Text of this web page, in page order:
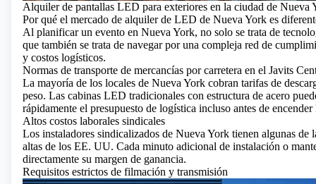
Alquiler de pantallas LED para exteriores en la ciudad de Nueva
Por qué el mercado de alquiler de LED de Nueva York es
Al planificar un evento en Nueva York, no solo se trata de
que también se trata de navegar por una compleja red de
y costos logísticos.
Normas de transporte de mercancías por carretera en el Javits
La mayoría de los locales de Nueva York cobran tarifas de
peso. Las cabinas LED tradicionales con estructura de acero
rápidamente el presupuesto de logística incluso antes de
Altos costos laborales sindicales
Los instaladores sindicalizados de Nueva York tienen algunas de
altas de los EE. UU. Cada minuto adicional de instalación o
directamente su margen de ganancia.
Requisitos estrictos de filmación y transmisión